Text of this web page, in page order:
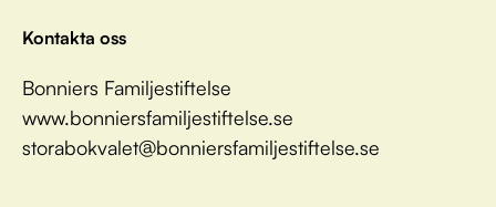
Kontakta oss
Bonniers Familjestiftelse
www.bonniersfamiljestiftelse.se
storabokvalet@bonniersfamiljestiftelse.se